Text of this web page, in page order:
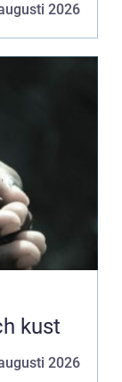
2026
kust
2026